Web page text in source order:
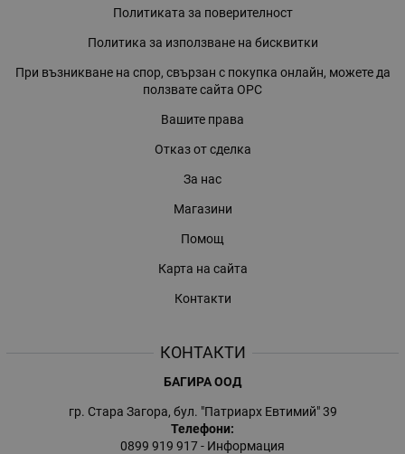
Политиката за поверителност
Политика за използване на бисквитки
При възникване на спор, свързан с покупка онлайн, можете да
ползвате сайта ОРС
Вашите права
Отказ от сделка
За нас
Магазини
Помощ
Карта на сайта
Контакти
КОНТАКТИ
БАГИРА ООД
гр. Стара Загора, бул. "Патриарх Евтимий" 39
Телефони:
0899 919 917- Информация